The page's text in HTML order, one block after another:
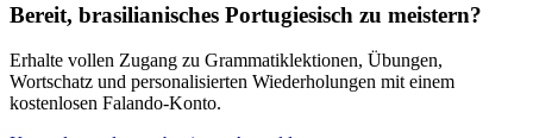
Bereit, brasilianisches Portugiesisch zu meistern?
Erhalte vollen Zugang zu Grammatiklektionen, Übungen,
Wortschatz und personalisierten Wiederholungen mit einem
kostenlosen Falando-Konto.